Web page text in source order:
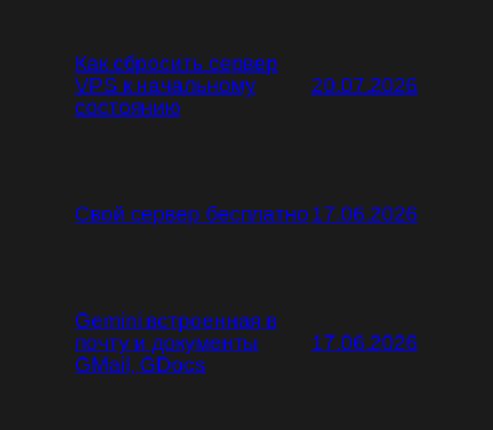
Как сбросить сервер
VPS к начальному
состоянию
20.07.2026
Свой сервер бесплатно17.06.2026
Gemini встроенная в
почту и документы
GMail, GDocs
17.06.2026